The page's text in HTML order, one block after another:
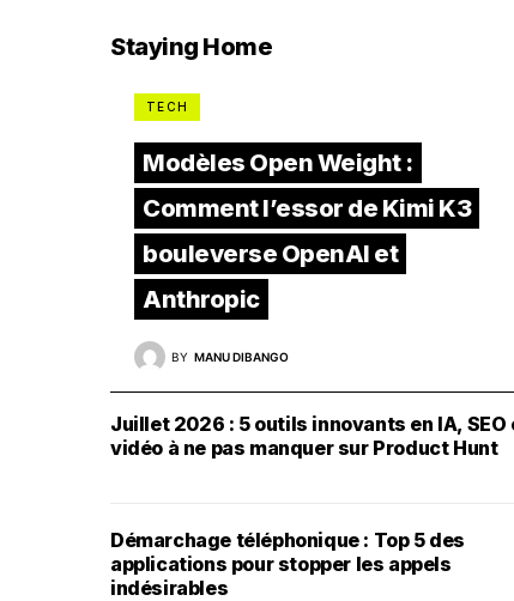
Staying Home
TECH
Modèles Open Weight :
Comment l’essor de Kimi K3
bouleverse OpenAI et
Anthropic
BY MANU DIBANGO
Juillet 2026 : 5 outils innovants en IA, SEO
vidéo à ne pas manquer sur Product Hunt
Démarchage téléphonique : Top 5 des
applications pour stopper les appels
indésirables